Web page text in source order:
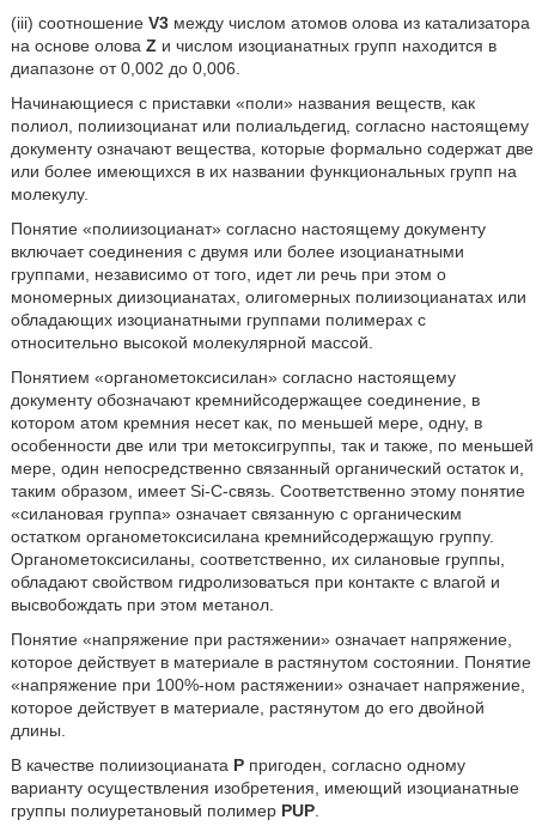
(iii) соотношение V3между числом атомов олова из катализатора
на основе олова Zи числом изоцианатных групп находится в
диапазоне от 0,002 до 0,006.
Начинающиеся с приставки «поли» названия веществ, как
полиол, полиизоцианат или полиальдегид, согласно настоящему
документу означают вещества, которые формально содержат две
или более имеющихся в их названии функциональных групп на
молекулу.
Понятие «полиизоцианат» согласно настоящему документу
включает соединения с двумя или более изоцианатными
группами, независимо от того, идет ли речь при этом о
мономерных диизоцианатах, олигомерных полиизоцианатах или
обладающих изоцианатными группами полимерах с
относительно высокой молекулярной массой.
Понятием «органометоксисилан» согласно настоящему
документу обозначают кремнийсодержащее соединение, в
котором атом кремния несет как, по меньшей мере, одну, в
особенности две или три метоксигруппы, так и также, по меньшей
мере, один непосредственно связанный органический остаток и,
таким образом, имеет Si-C-связь. Соответственно этому понятие
«силановая группа» означает связанную с органическим
остатком органометоксисилана кремнийсодержащую группу.
Органометоксисиланы, соответственно, их силановые группы,
обладают свойством гидролизоваться при контакте с влагой и
высвобождать при этом метанол.
Понятие «напряжение при растяжении» означает напряжение,
которое действует в материале в растянутом состоянии. Понятие
«напряжение при 100%-ном растяжении» означает напряжение,
которое действует в материале, растянутом до его двойной
длины.
В качестве полиизоцианата Pпригоден, согласно одному
варианту осуществления изобретения, имеющий изоцианатные
группы полиуретановый полимер PUP.